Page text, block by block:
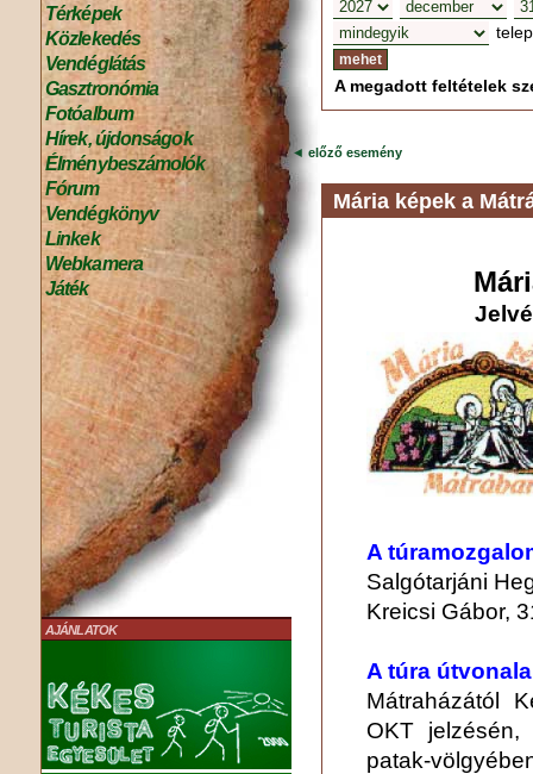
Térképek
Közlekedés
Vendéglátás
Gasztronómia
Fotóalbum
Hírek, újdonságok
Élménybeszámolók
Fórum
Vendégkönyv
Linkek
Webkamera
Játék
AJÁNLATOK
A megadott feltételek
◄ előző esemény
Mária képek a
A
Salgótarjáni
Kreicsi Gábor,
A túra útvonala
Mátraházától
OKT
patak-